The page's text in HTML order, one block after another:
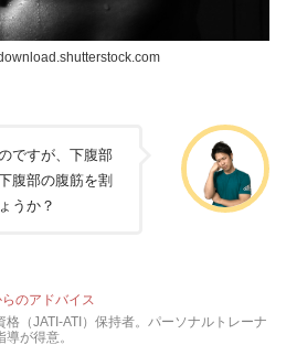
ですが、下腹部
腹部の腹筋を割
うか？
のアドバイス
格（JATI-ATI）保持者。パーソナルトレーナ
が得意。